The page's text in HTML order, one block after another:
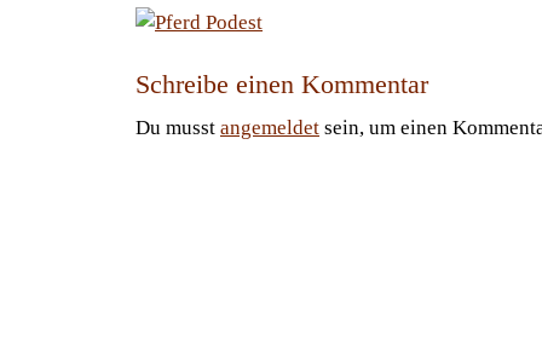
Schreibe einen Kommentar
Du musst angemeldet sein, um einen